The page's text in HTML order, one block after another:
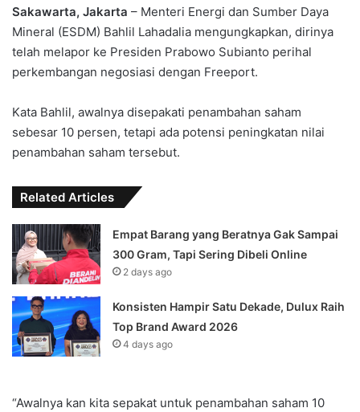
Sakawarta, Jakarta – Menteri Energi dan Sumber Daya
Mineral (ESDM) Bahlil Lahadalia mengungkapkan, dirinya
telah melapor ke Presiden Prabowo Subianto perihal
perkembangan negosiasi dengan Freeport.
Kata Bahlil, awalnya disepakati penambahan saham
sebesar 10 persen, tetapi ada potensi peningkatan nilai
penambahan saham tersebut.
Related Articles
Empat Barang yang Beratnya Gak Sampai
300 Gram, Tapi Sering Dibeli Online
2 days ago
Konsisten Hampir Satu Dekade, Dulux Raih
Top Brand Award 2026
4 days ago
“Awalnya kan kita sepakat untuk penambahan saham 10